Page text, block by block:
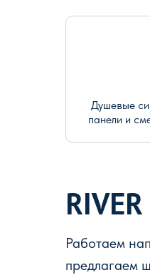
Душевые
панели и
Работаем
предлагаем